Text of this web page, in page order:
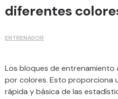
diferentes
ENTRENADOR
Los bloques de
por colores. Esto proporciona
rápida y básica de las